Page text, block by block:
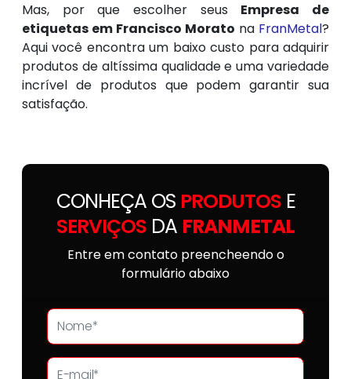
Mas, por que escolher seus Empresa de
etiquetas em Francisco Morato na FranMetal?
Aqui você encontra um baixo custo para adquirir
produtos de altíssima qualidade e uma variedade
incrível de produtos que podem garantir sua
satisfação.
CONHEÇA OS PRODUTOSE
SERVIÇOS DA FRANMETAL
Entre em contato preencheendo o
formulário abaixo